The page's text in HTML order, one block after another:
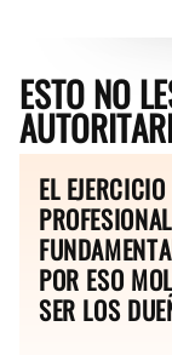
ESTO NO
EL
POR ESO
SER LOS